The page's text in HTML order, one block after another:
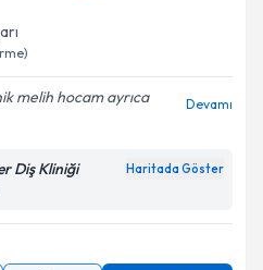
melih hocam ayrıca
Devamı
Diş Kliniği Haritada Göster